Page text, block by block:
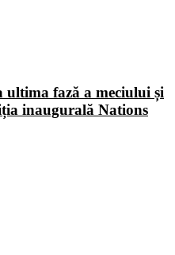
ultima fază a meciului și
inaugurală Nations